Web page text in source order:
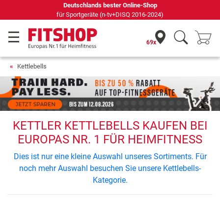
Deutschlands bester Online-Shop
für Sportgeräte (n-tv+DISQ 2016-2024)
69x
Kettlebells
KETTLER KETTLEBELLS KAUFEN BEI
EUROPAS NR. 1 FÜR HEIMFITNESS
Dies ist nur eine kleine Auswahl unseres Sortiments. Für
noch mehr Auswahl besuchen Sie unsere Kettlebells-
Kategorie.